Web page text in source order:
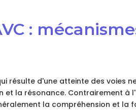
:
résulte d'une atteinte des voies
la résonance. Contrairement à
la compréhension et la